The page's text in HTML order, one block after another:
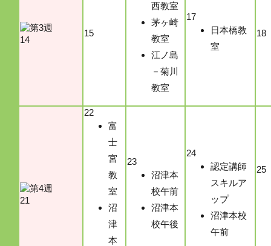
14
15
西教室
茅ヶ崎
教室
江ノ島
－菊川
教室
17
日本橋教
室
18
21
22
富
士
宮
教
室
沼
津
本
23
沼津本
校午前
沼津本
校午後
24
認定講師
スキルア
ップ
沼津本校
午前
25